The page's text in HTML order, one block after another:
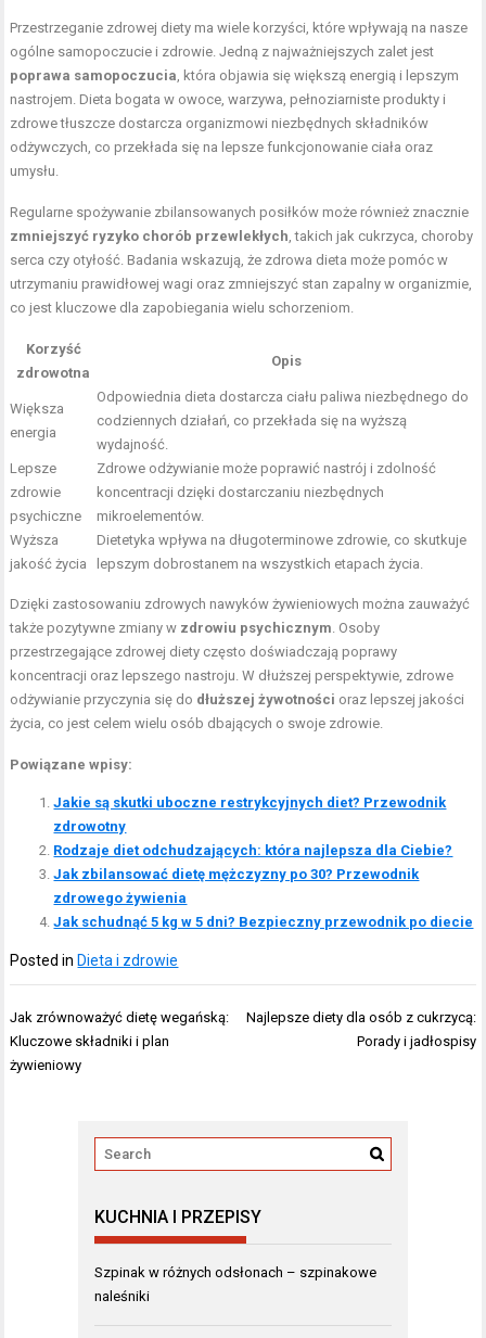
Przestrzeganie zdrowej diety ma wiele korzyści, które wpływają na nasze
ogólne samopoczucie i zdrowie. Jedną z najważniejszych zalet jest
poprawa samopoczucia , która objawia się większą energią i lepszym
nastrojem. Dieta bogata w owoce, warzywa, pełnoziarniste produkty i
zdrowe tłuszcze dostarcza organizmowi niezbędnych składników
odżywczych, co przekłada się na lepsze funkcjonowanie ciała oraz
umysłu.
Regularne spożywanie zbilansowanych posiłków może również znacznie
zmniejszyć ryzyko chorób przewlekłych , takich jak cukrzyca, choroby
serca czy otyłość. Badania wskazują, że zdrowa dieta może pomóc w
utrzymaniu prawidłowej wagi oraz zmniejszyć stan zapalny w organizmie,
co jest kluczowe dla zapobiegania wielu schorzeniom.
Korzyść
zdrowotna
Opis
Większa
energia
Odpowiednia dieta dostarcza ciału paliwa niezbędnego do
codziennych działań, co przekłada się na wyższą
wydajność.
Lepsze
zdrowie
psychiczne
Zdrowe odżywianie może poprawić nastrój i zdolność
koncentracji dzięki dostarczaniu niezbędnych
mikroelementów.
Wyższa
jakość życia
Dietetyka wpływa na długoterminowe zdrowie, co skutkuje
lepszym dobrostanem na wszystkich etapach życia.
Dzięki zastosowaniu zdrowych nawyków żywieniowych można zauważyć
także pozytywne zmiany w zdrowiu psychicznym . Osoby
przestrzegające zdrowej diety często doświadczają poprawy
koncentracji oraz lepszego nastroju. W dłuższej perspektywie, zdrowe
odżywianie przyczynia się do dłuższej żywotności oraz lepszej jakości
życia, co jest celem wielu osób dbających o swoje zdrowie.
Powiązane wpisy:
Jakie są skutki uboczne restrykcyjnych diet? Przewodnik
zdrowotny
Rodzaje diet odchudzających: która najlepsza dla Ciebie?
Jak zbilansować dietę mężczyzny po 30? Przewodnik
zdrowego żywienia
Jak schudnąć 5 kg w 5 dni? Bezpieczny przewodnik po diecie
Posted inDieta i zdrowie
Nawigacja
wpisu
Jak zrównoważyć dietę wegańską:
Kluczowe składniki i plan
żywieniowy
Najlepsze diety dla osób z cukrzycą:
Porady i jadłospisy
KUCHNIA I PRZEPISY
Szpinak w różnych odsłonach – szpinakowe
naleśniki